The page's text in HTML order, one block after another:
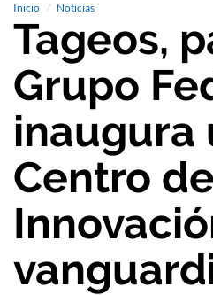
Inicio Noticias
Tageos,
Grupo
inaugura
Centro de